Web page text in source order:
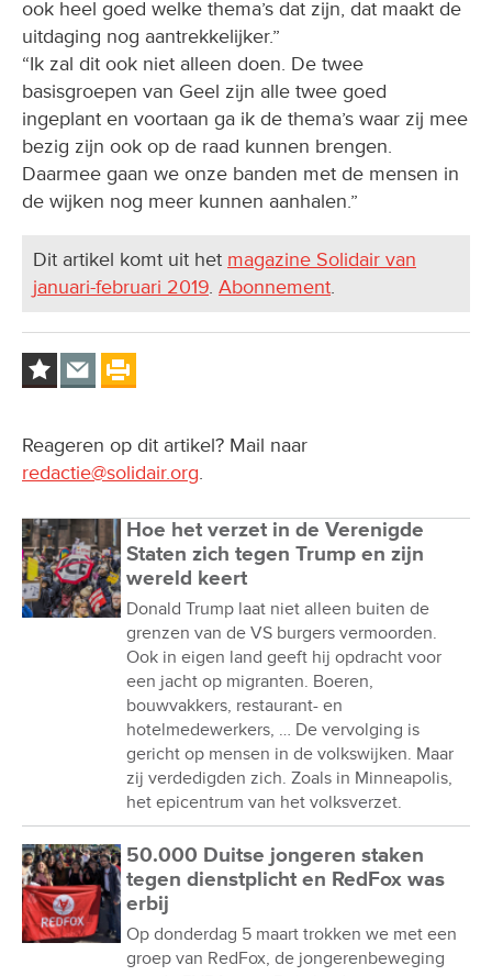
ook heel goed welke thema’s dat zijn, dat maakt de
uitdaging nog aantrekkelijker.”
“Ik zal dit ook niet alleen doen. De twee
basisgroepen van Geel zijn alle twee goed
ingeplant en voortaan ga ik de thema’s waar zij mee
bezig zijn ook op de raad kunnen brengen.
Daarmee gaan we onze banden met de mensen in
de wijken nog meer kunnen aanhalen.”
Dit artikel komt uit het magazine Solidair van
januari-februari 2019. Abonnement.
Reageren op dit artikel? Mail naar
redactie@solidair.org.
Hoe het verzet in de Verenigde
Staten zich tegen Trump en zijn
wereld keert
Donald Trump laat niet alleen buiten de
grenzen van de VS burgers vermoorden.
Ook in eigen land geeft hij opdracht voor
een jacht op migranten. Boeren,
bouwvakkers, restaurant- en
hotelmedewerkers, … De vervolging is
gericht op mensen in de volkswijken. Maar
zij verdedigden zich. Zoals in Minneapolis,
het epicentrum van het volksverzet.
50.000 Duitse jongeren staken
tegen dienstplicht en RedFox was
erbij
Op donderdag 5 maart trokken we met een
groep van RedFox, de jongerenbeweging